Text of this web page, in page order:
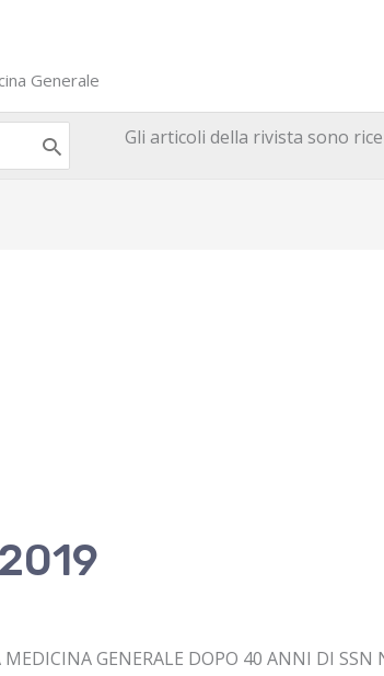
Generale
Gli articoli della rivista sono
MEDICINA GENERALE DOPO 40 ANNI DI